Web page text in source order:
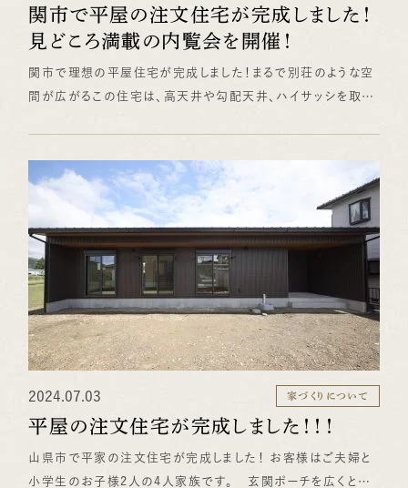
きるため、安心して購入を決定できます。また、第三者の専門家
から高評価を受けることで、当社の施工品質への信頼がさらに
高まります。 当社では、今後もお客様が末永く安心して住め
る住宅提供を目指していきます。ホームインスペクションの実施
を希望される方は、ぜひご相談ください。 （水野＠営業チーム）
関市で平屋の注文住宅が完成しました！
見どころ満載の内覧会を開催！
関市で理想の平屋住宅が完成しました！まるで別荘のような空
間が広がるこの住宅は、高天井や勾配天井、ハイサッシを取り
エコカラットなどの高品質な素材が高級感を引き立てていま
す。 平屋住宅の魅力 平屋住宅の最大のメリットは、段差のな
い生活動線です。水廻りを中心とした動線設計で、老後も安心
して住み続けられるバリアフリーの空間を実現しました。また、
ロフトや小屋裏収納空間など、子供から大人まで楽しめる工夫
が満載です。 内覧会のご案内 この度、オーナー様のご厚意
により、８月３日（土）４日（日）内覧会を開催いたします。実際の
住まいづくりの参考になるこの機会に、ぜひご来場ください。
詳しくはこちらをご覧ください！ 皆様のお越しを心よりお待
2024.07.03 家づくりについて
平屋の注文住宅が完成しました！！！
山県市で平家の注文住宅が完成しました！ お客様はご夫婦と
小学生のお子様2人の4人家族です。 玄関ポーチを広くとり